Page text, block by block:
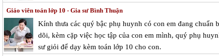
Giáo viên toán lớp 10 - Gia sư Bình Thuận
Kính thưa các quý bậc phụ huynh có con em đang
dõi, kèm cặp việc học tập của con em mình, quý phụ
sư giỏi để dạy kèm toán lớp 10 cho con.